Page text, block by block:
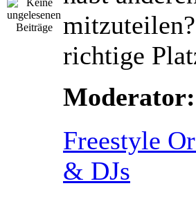
richtige
Moderator:
Freestyle
& DJs